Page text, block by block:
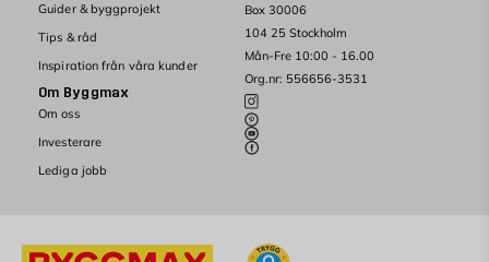
Box 30006
104 25 Stockholm
Mån-Fre 10:00 - 16.00
Org.nr: 556656-3531
Guider & byggprojekt
Tips & råd
Inspiration från våra kunder
Om Byggmax
Om oss
Investerare
Lediga jobb